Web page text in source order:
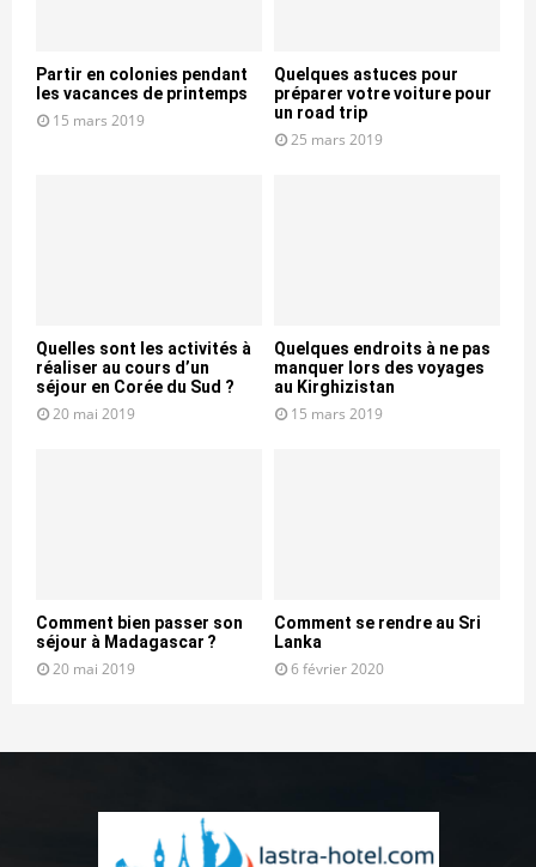
Partir en colonies pendant
les vacances de printemps
15 mars 2019
Quelques astuces pour
préparer votre voiture pour
un road trip
25 mars 2019
Quelles sont les activités à
réaliser au cours d’un
séjour en Corée du Sud ?
20 mai 2019
Quelques endroits à ne pas
manquer lors des voyages
au Kirghizistan
15 mars 2019
Comment bien passer son
séjour à Madagascar ?
20 mai 2019
Comment se rendre au Sri
Lanka
6 février 2020